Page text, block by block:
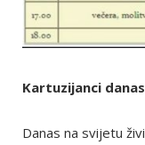
Kartuzijanci danas
Danas na svijetu